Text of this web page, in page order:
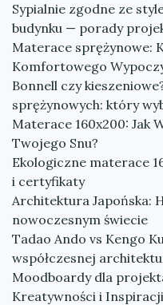
Sypialnie zgodne ze
budynku — porady
Materace sprężynowe:
Komfortowego
Bonnell czy
sprężynowych: który
Materace 160x200: Jak
Twojego Snu?
Ekologiczne materace
i certyfikaty
Architektura Japońska:
nowoczesnym świecie
Tadao Ando vs Kengo
współczesnej
Moodboardy dla
Kreatywności i